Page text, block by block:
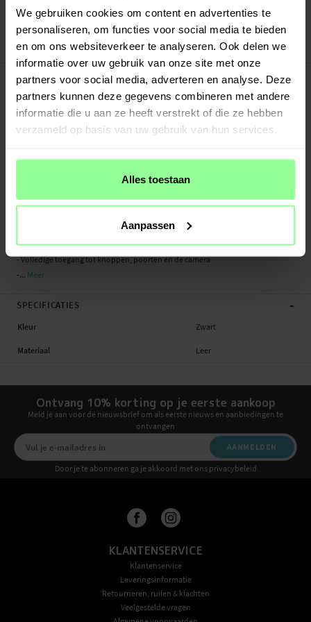
We gebruiken cookies om content en advertenties te
personaliseren, om functies voor social media te bieden
en om ons websiteverkeer te analyseren. Ook delen we
informatie over uw gebruik van onze site met onze
partners voor social media, adverteren en analyse. Deze
partners kunnen deze gegevens combineren met andere
informatie die u aan ze heeft verstrekt of die ze hebben
verzameld op basis van uw gebruik van hun services.
Alles toestaan
Aanpassen
Veilig betalen met Klarna of Paypal
Art number:25305 DG.MING
PRODUCTBESCHRIJVING -
2-in-1-hoesje bestaande uit een bookcoverhoesje met daarin een afneembare
magneet-backcase voor Samsung Galaxy A70 van DG.MING. Het hoesje heeft
het backcover hoesje om enkel je mobiel te gebruiken, bijvoorbeeld thuis of op
Aan de binnenkant van de voorflap is plek voor meerdere pasjes en wat
briefgeld of bonnetjes.
- Gemaakt van slijtvast en exclusief leer
- Magnetisch hoesje met slim losneembaar backcoverhoesje
- Volledige toegang tot knoppen, poorten en de camera
-... Meer
SPECIFICATIES -
Kleur Zwart
Materiaal Leer
Ontvang 10% korting op je eerste aankoop
Meld je aan voor de nieuwsbrief om als eerste nieuws en aanbiedingen te
ontvangen
AANMELDEN
Door je te abonneren ga je akkoord met ons privacybeleid
KLANTENSERVICE
Klantenservice
Leveringsinformatie
Retourneren, ruilen & klachten
Veelgestelde vragen